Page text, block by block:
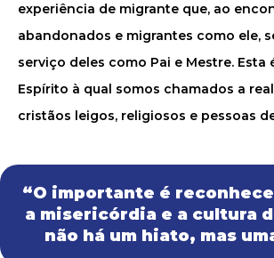
experiência de migrante que, ao
abandonados e migrantes como ele,
serviço deles como Pai e Mestre. Esta
Espírito à qual somos chamados a
cristãos leigos, religiosos e pessoas
“O importante é
a misericórdia e a cultura
não há um hiato, mas